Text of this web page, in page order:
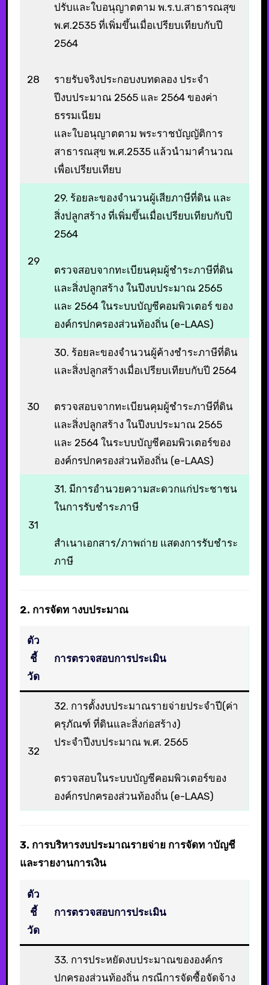
28
ปรับและใบอนุญาตตาม พ.ร.บ.สาธารณสุข
พ.ศ.2535 ที่เพิ่มขึ้นเมื่อเปรียบเทียบกับปี
2564
รายรับจริงประกอบงบทดลอง ประจำ
ปีงบประมาณ 2565 และ 2564 ของค่า
ธรรมเนียม
และใบอนุญาตตาม พระราชบัญญัติการ
สาธารณสุข พ.ศ.2535 แล้วนำมาคำนวณ
เพื่อเปรียบเทียบ
29
29. ร้อยละของจำนวนผู้เสียภาษีที่ดิน และ
สิ่งปลูกสร้าง ที่เพิ่มขึ้นเมื่อเปรียบเทียบกับปี
2564
ตรวจสอบจากทะเบียนคุมผู้ชำระภาษีที่ดิน
และสิ่งปลูกสร้าง ในปีงบประมาณ 2565
และ 2564 ในระบบบัญชีคอมพิวเตอร์ ของ
องค์กรปกครองส่วนท้องถิ่น (e-LAAS)
30
30. ร้อยละของจำนวนผู้ค้างชำระภาษีที่ดิน
และสิ่งปลูกสร้างเมื่อเปรียบเทียบกับปี 2564
ตรวจสอบจากทะเบียนคุมผู้ชำระภาษีที่ดิน
และสิ่งปลูกสร้าง ในปีงบประมาณ 2565
และ 2564 ในระบบบัญชีคอมพิวเตอร์ของ
องค์กรปกครองส่วนท้องถิ่น (e-LAAS)
31
31. มีการอำนวยความสะดวกแก่ประชาชน
ในการรับชำระภาษี
สำเนาเอกสาร/ภาพถ่าย แสดงการรับชำระ
ภาษี
2. การจัดท างบประมาณ
ตัว
ชี้
วัด
การตรวจสอบการประเมิน
32
32. การตั้งงบประมาณรายจ่ายประจำปี(ค่า
ครุภัณฑ์ ที่ดินและสิ่งก่อสร้าง)
ประจำปีงบประมาณ พ.ศ. 2565
ตรวจสอบในระบบบัญชีคอมพิวเตอร์ของ
องค์กรปกครองส่วนท้องถิ่น (e-LAAS)
3. การบริหารงบประมาณรายจ่าย การจัดท าบัญชี
และรายงานการเงิน
ตัว
ชี้
วัด
การตรวจสอบการประเมิน
33. การประหยัดงบประมาณขององค์กร
ปกครองส่วนท้องถิ่น กรณีการจัดซื้อจัดจ้าง